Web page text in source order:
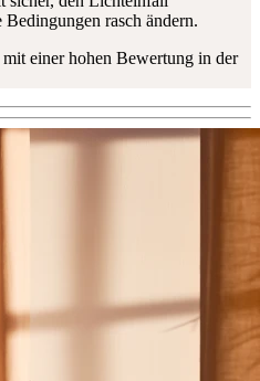
rasch ändern.
einer hohen Bewertung in der